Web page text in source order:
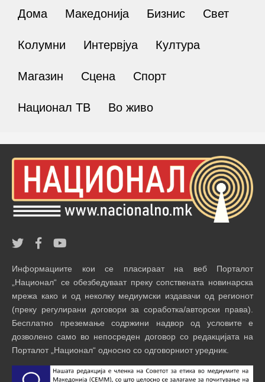
Дома Македонија Бизнис Свет
Колумни Интервјуа Култура
Магазин Сцена Спорт
Национал ТВ Во живо
Информациите кои се пласираат на веб Порталот
„Национал“ се обезбедуваат преку сопствената новинарска
мрежа како и од неколку медиумски издавачи од регионот
(преку регулирани договори за соработка/авторски права).
Бесплатно преземање содржини надвор од условите е
дозволено само во непосреден договор со редакцијата на
Порталот „Национал“ односно со одговорниот уредник.